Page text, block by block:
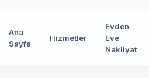
Ana
Sayfa
Hizmetler
Evden
Eve
Nakliyat